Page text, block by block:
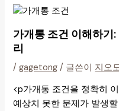
가개통 조건 이해하기:
리
/gagetong / 글쓴이 지오
<p가개통 조건을 정확히
예상치 못한 문제가 발생